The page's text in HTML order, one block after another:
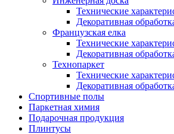
Технические
Декоративная
Французская елка
Технические
Декоративная
Технопаркет
Технические
Декоративная
Спортивные полы
Паркетная химия
Подарочная продукция
Плинтусы